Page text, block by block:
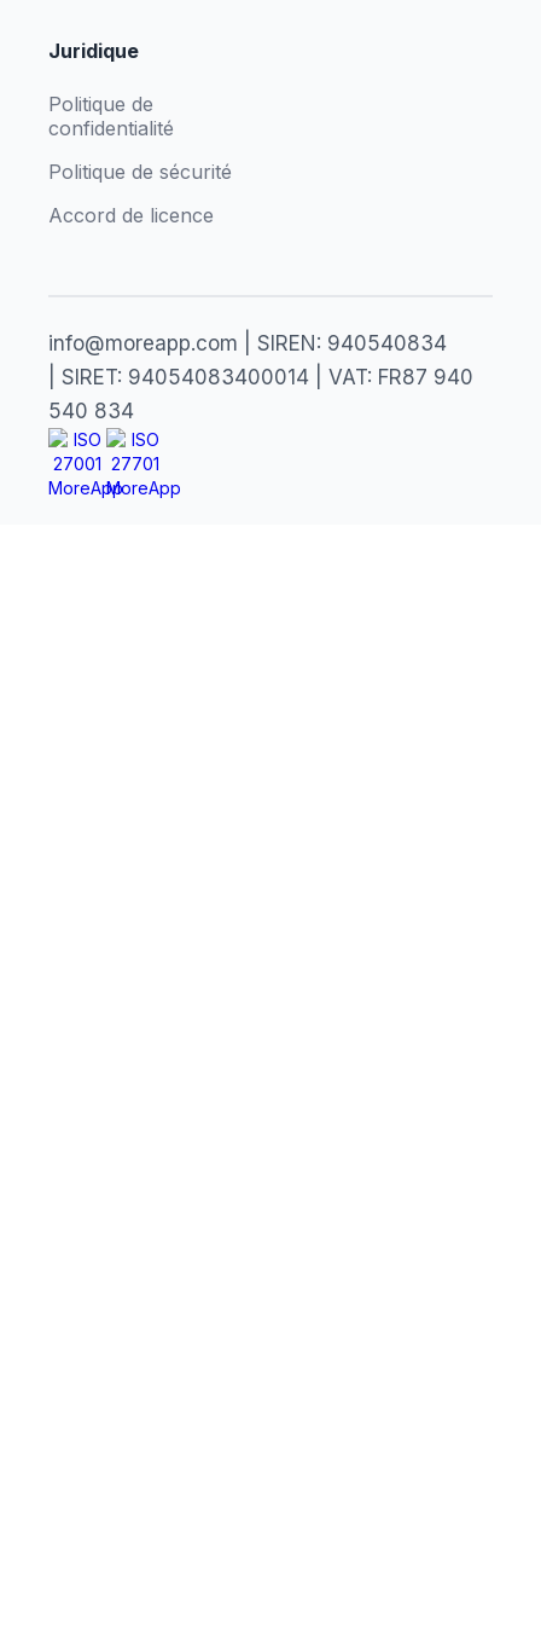
Juridique
Politique de
confidentialité
Politique de sécurité
Accord de licence
info@moreapp.com | SIREN: 940540834
| SIRET: 94054083400014 | VAT: FR87 940
540 834